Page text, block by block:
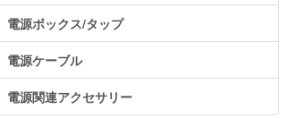
電源ボックス/タップ
電源ケーブル
電源関連アクセサリー